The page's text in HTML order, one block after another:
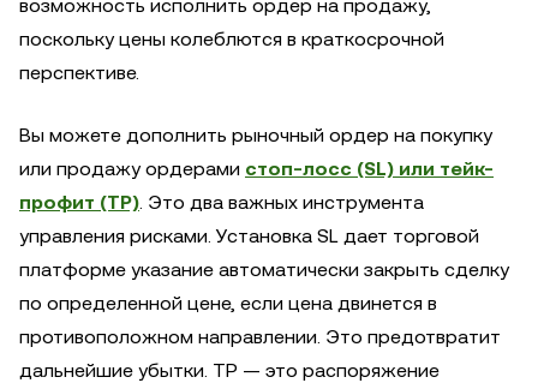
возможность исполнить ордер на продажу,
поскольку цены колеблются в краткосрочной
перспективе.
Вы можете дополнить рыночный ордер на покупку
или продажу ордерами стоп-лосс (SL) или тейк-
профит (TP). Это два важных инструмента
управления рисками. Установка SL дает торговой
платформе указание автоматически закрыть сделку
по определенной цене, если цена двинется в
противоположном направлении. Это предотвратит
дальнейшие убытки. TP — это распоряжение